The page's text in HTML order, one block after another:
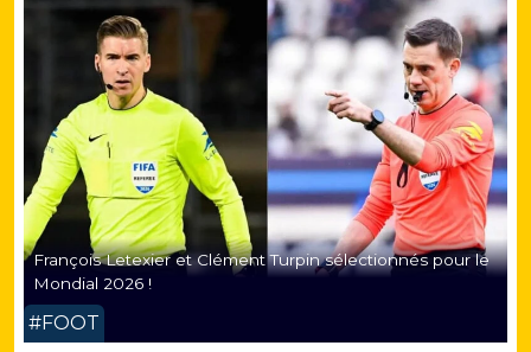
François Letexier et Clément Turpin sélectionnés pour le
Mondial 2026 !
#FOOT